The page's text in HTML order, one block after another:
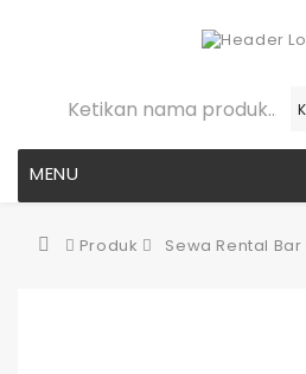
MENU
Produk Sewa Rental